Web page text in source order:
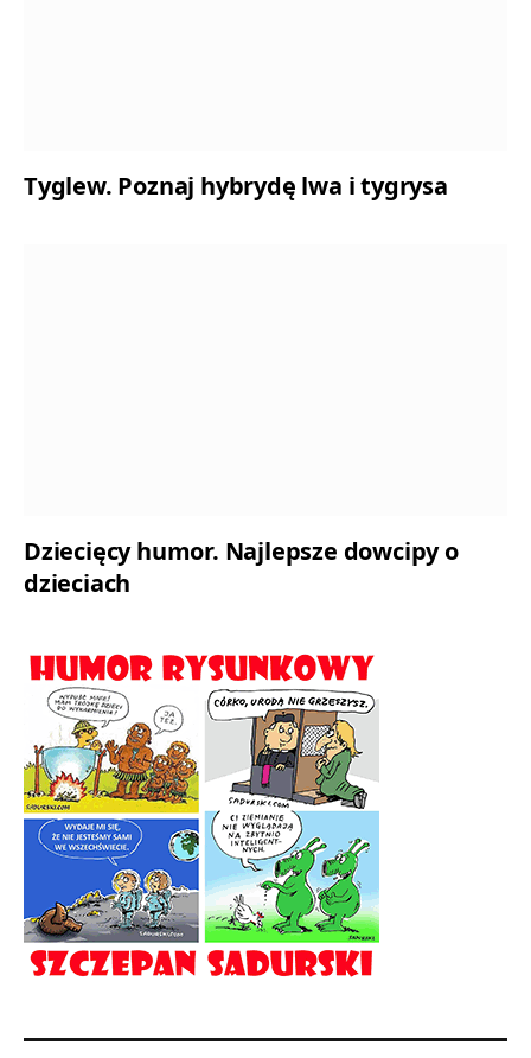
Tyglew. Poznaj hybrydę lwa i tygrysa
Dziecięcy humor. Najlepsze dowcipy o
dzieciach